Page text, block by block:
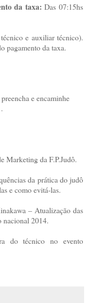
da taxa:Das 07:15hs
e auxiliar técnico).
pagamento da taxa.
e encaminhe
Marketing da F.P.Judô.
da prática do judô
e como evitá-las.
– Atualização das
nacional 2014.
do técnico no evento